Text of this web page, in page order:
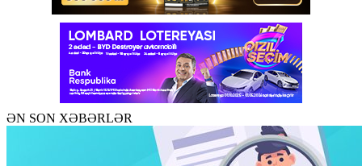
ƏN SON XƏBƏRLƏR